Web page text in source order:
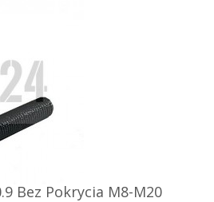
Bez Pokrycia M8-M20